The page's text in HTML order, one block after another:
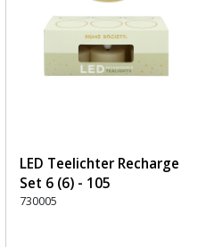
LED Teelichter Recharge
Set 6 (6) - 105
Gebrochenes Weiß
730005